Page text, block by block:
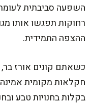
השפעה סביבתית
רחוקות תפגשו אותו
ההצפה התמידית.
כשאתם קונים אורז
חקלאות מקומית
בקלות בחנויות טבע